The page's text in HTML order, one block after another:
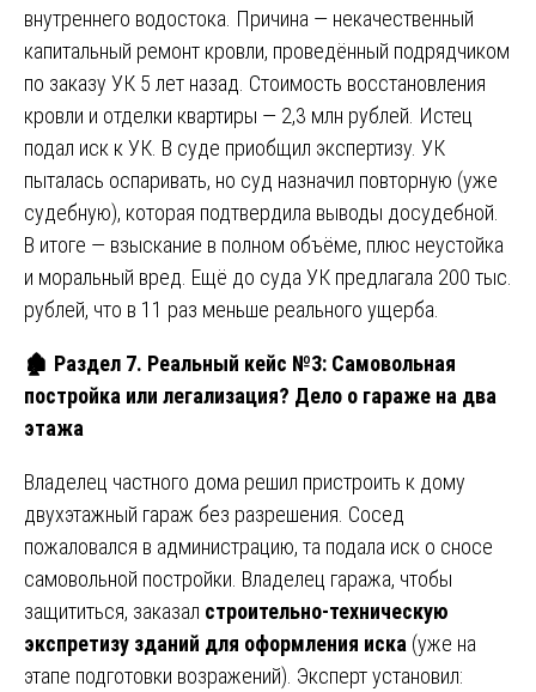
внутреннего водостока. Причина — некачественный
капитальный ремонт кровли, проведённый подрядчиком
по заказу УК 5 лет назад. Стоимость восстановления
кровли и отделки квартиры — 2,3 млн рублей. Истец
подал иск к УК. В суде приобщил экспертизу. УК
пыталась оспаривать, но суд назначил повторную (уже
судебную), которая подтвердила выводы досудебной.
В итоге — взыскание в полном объёме, плюс неустойка
и моральный вред. Ещё до суда УК предлагала 200 тыс.
рублей, что в 11 раз меньше реального ущерба.
🏚 ️ Раздел 7. Реальный кейс №3: Самовольная
постройка или легализация? Дело о гараже на два
этажа
Владелец частного дома решил пристроить к дому
двухэтажный гараж без разрешения. Сосед
пожаловался в администрацию, та подала иск о сносе
самовольной постройки. Владелец гаража, чтобы
защититься, заказал строительно-техническую
экспретизу зданий для оформления иска (уже на
этапе подготовки возражений). Эксперт установил: